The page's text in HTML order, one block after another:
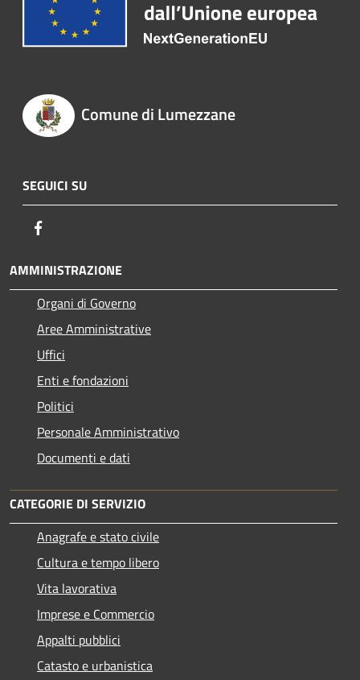
Comune di Lumezzane
SEGUICI SU
AMMINISTRAZIONE
Organi di Governo
Aree Amministrative
Uffici
Enti e fondazioni
Politici
Personale Amministrativo
Documenti e dati
CATEGORIE DI SERVIZIO
Anagrafe e stato civile
Cultura e tempo libero
Vita lavorativa
Imprese e Commercio
Appalti pubblici
Catasto e urbanistica